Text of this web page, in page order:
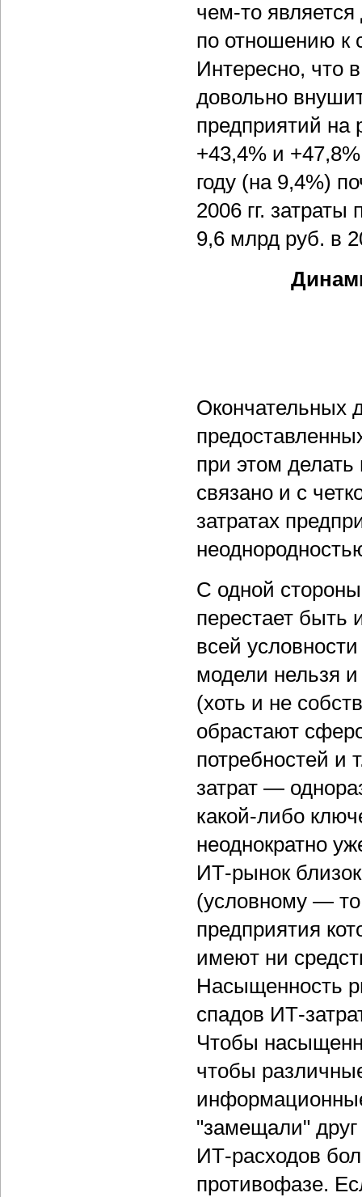
чем-то
по отношению к
Интересно, что
довольно
предприятий на
+43,4% и
году (на 9,4%)
2006 гг.
9,6 млрд руб. в
Окончательных
при этом делать
связано и с
затратах
С одной
перестает быть
всей
модели нельзя
(хоть и не
обрастают
потребностей и
затрат —
какой-либо
неоднократно
ИТ-рынок
(условному — то
предприятия
имеют ни
Насыщенность
спадов ИТ-
Чтобы
чтобы
"замещали"
ИТ-расходов
противофазе.